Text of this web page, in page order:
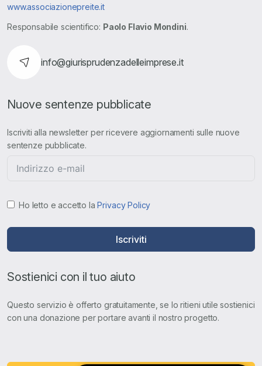
www.associazionepreite.it
Responsabile scientifico: Paolo Flavio Mondini.
info@giurisprudenzadelleimprese.it
Nuove sentenze pubblicate
Iscriviti alla newsletter per ricevere aggiornamenti sulle nuove
sentenze pubblicate.
Ho letto e accetto laPrivacy Policy
Iscriviti
Sostienici con il tuo aiuto
Questo servizio è offerto gratuitamente, se lo ritieni utile sostienici
con una donazione per portare avanti il nostro progetto.